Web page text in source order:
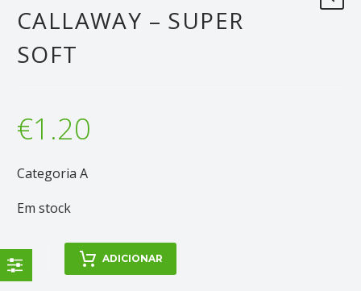
CALLAWAY – SUPER
SOFT
€1.20
Categoria A
Em stock
Quantidade
de
ADICIONAR